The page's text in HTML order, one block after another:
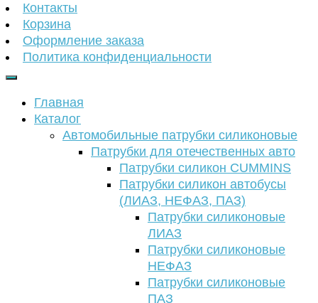
Контакты
Корзина
Оформление заказа
Политика конфиденциальности
Главная
Каталог
Автомобильные патрубки силиконовые
Патрубки для отечественных авто
Патрубки силикон CUMMINS
Патрубки силикон автобусы
(ЛИАЗ, НЕФАЗ, ПАЗ)
Патрубки силиконовые
ЛИАЗ
Патрубки силиконовые
НЕФАЗ
Патрубки силиконовые
ПАЗ